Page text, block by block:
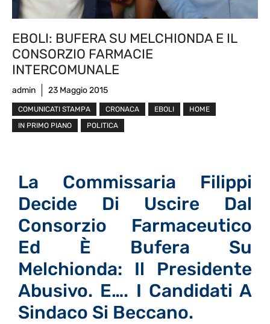
EBOLI: BUFERA SU MELCHIONDA E IL
CONSORZIO FARMACIE
INTERCOMUNALE
admin 23 Maggio 2015
COMUNICATI STAMPA CRONACA EBOLI
HOME
IN PRIMO PIANO
POLITICA
La Commissaria Filippi
Decide Di Uscire Dal
Consorzio Farmaceutico
Ed È Bufera Su
Melchionda: Il Presidente
Abusivo. E…. I Candidati A
Sindaco Si Beccano.